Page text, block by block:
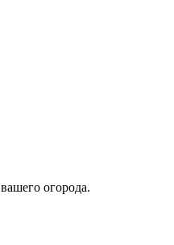
огорода.